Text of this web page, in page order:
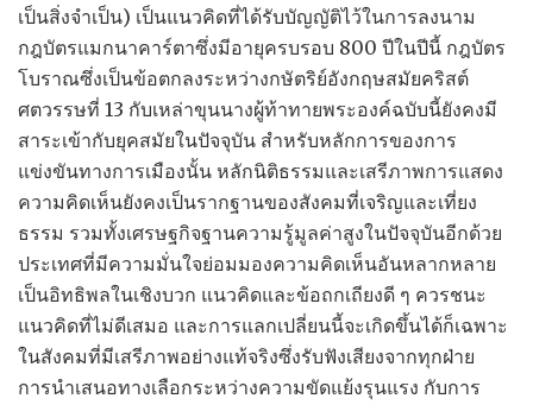
เป็นสิ่งจำเป็น) เป็นแนวคิดที่ได้รับบัญญัติไว้ในการลงนาม
กฎบัตรแมกนาคาร์ตาซึ่งมีอายุครบรอบ 800 ปีในปีนี้ กฎบัตร
โบราณซึ่งเป็นข้อตกลงระหว่างกษัตริย์อังกฤษสมัยคริสต์
ศตวรรษที่ 13 กับเหล่าขุนนางผู้ท้าทายพระองค์ฉบับนี้ยังคงมี
สาระเข้ากับยุคสมัยในปัจจุบัน สำหรับหลักการของการ
แข่งขันทางการเมืองนั้น หลักนิติธรรมและเสรีภาพการแสดง
ความคิดเห็นยังคงเป็นรากฐานของสังคมที่เจริญและเที่ยง
ธรรม รวมทั้งเศรษฐกิจฐานความรู้มูลค่าสูงในปัจจุบันอีกด้วย
ประเทศที่มีความมั่นใจย่อมมองความคิดเห็นอันหลากหลาย
เป็นอิทธิพลในเชิงบวก แนวคิดและข้อถกเถียงดี ๆ ควรชนะ
แนวคิดที่ไม่ดีเสมอ และการแลกเปลี่ยนนี้จะเกิดขึ้นได้ก็เฉพาะ
ในสังคมที่มีเสรีภาพอย่างแท้จริงซึ่งรับฟังเสียงจากทุกฝ่าย
การนำเสนอทางเลือกระหว่างความขัดแย้งรุนแรง กับการ